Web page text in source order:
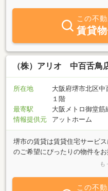
この不
賃貸
（株）アリオ 中百舌
所在地
大阪府堺市北区中
１階
最寄駅
大阪メトロ御堂筋
情報提供元
アットホーム
堺市の賃貸は賃貸住宅サービ
のご希望にぴったりの物件を
最新の物件情報を知りたい！
す！是非お気軽にお問い合わ
も
この不